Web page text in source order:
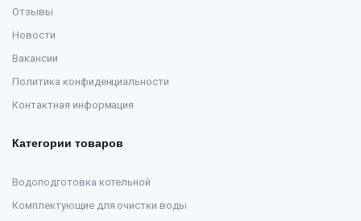
Отзывы
Новости
Вакансии
Политика конфиденциальности
Контактная информация
Категории товаров
Водоподготовка котельной
Комплектующие для очистки воды